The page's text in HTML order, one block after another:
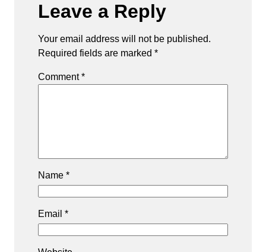
Leave a Reply
Your email address will not be published.
Required fields are marked *
Comment*
Name *
Email *